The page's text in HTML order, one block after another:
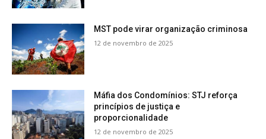
MST pode virar organização criminosa
12 de novembro de 2025
Máfia dos Condomínios: STJ reforça
princípios de justiça e
proporcionalidade
12 de novembro de 2025